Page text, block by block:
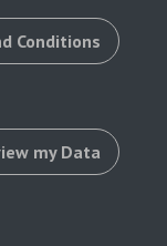
Conditions
my Data